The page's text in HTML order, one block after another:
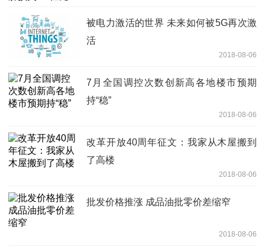
被电力激活的世界 未来如何被5G再次激
活
2018-08-06
7月全国调控次数创新高各地楼市预期
持“稳”
2018-08-06
改革开放40周年征文：我家从木屋搬到
了高楼
2018-08-06
批发价格推涨 成品油批零价差缩窄
2018-08-06